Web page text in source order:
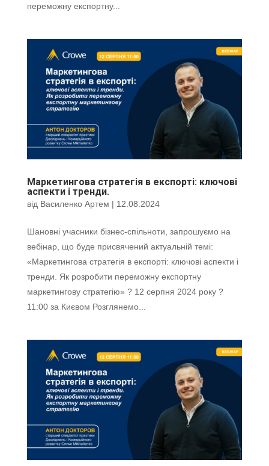
переможну експортну...
Маркетингова стратегія в експорті: ключові
аспекти і тренди.
від Василенко Артем | 12.08.2024
Шановні учасники бізнес-спільноти, запрошуємо на
вебінар, що буде присвячений актуальній темі:
«Маркетингова стратегія в експорті: ключові аспекти і
тренди. Як розробити переможну експортну
маркетингову стратегію» ? 12 серпня 2024 року ?
11:00 за Києвом Розглянемо...